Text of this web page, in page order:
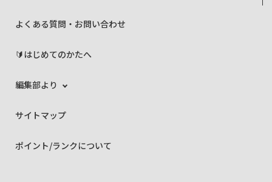
よくある質問・お問い合わせ
🔰はじめてのかたへ
編集部より
サイトマップ
ポイント/ランクについて